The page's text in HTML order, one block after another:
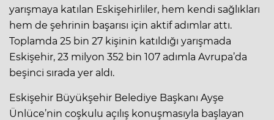
yarışmaya katılan Eskişehirliler, hem kendi sağlıkları
hem de şehrinin başarısı için aktif adımlar attı.
Toplamda 25 bin 27 kişinin katıldığı yarışmada
Eskişehir, 23 milyon 352 bin 107 adımla Avrupa’da
beşinci sırada yer aldı.
Eskişehir Büyükşehir Belediye Başkanı Ayşe
Ünlüce’nin coşkulu açılış konuşmasıyla başlayan